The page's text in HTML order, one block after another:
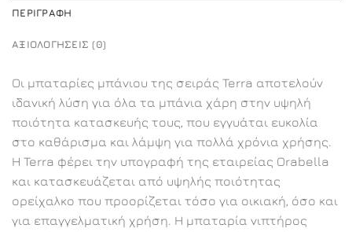
ΠΕΡΙΓΡΑΦΉ
ΑΞΙΟΛΟΓΉΣΕΙΣ (0)
Οι μπαταρίες μπάνιου της σειράς Terra αποτελούν
ιδανική λύση για όλα τα μπάνια χάρη στην υψηλή
ποιότητα κατασκευής τους, που εγγυάται ευκολία
στο καθάρισμα και λάμψη για πολλά χρόνια χρήσης.
Η Terra φέρει την υπογραφή της εταιρείας Orabella
και κατασκευάζεται από υψηλής ποιότητας
ορείχαλκο που προορίζεται τόσο για οικιακή, όσο και
για επαγγελματική χρήση. Η μπαταρία νιπτήρος